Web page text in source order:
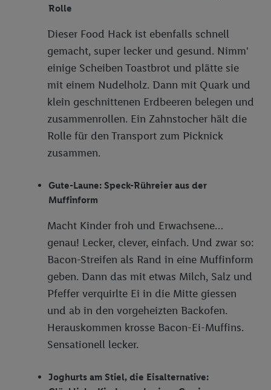
Rolle
Dieser Food Hack ist ebenfalls schnell
gemacht, super lecker und gesund. Nimm'
einige Scheiben Toastbrot und plätte sie
mit einem Nudelholz. Dann mit Quark und
klein geschnittenen Erdbeeren belegen und
zusammenrollen. Ein Zahnstocher hält die
Rolle für den Transport zum Picknick
zusammen.
Gute-Laune: Speck-Rühreier aus der
Muffinform
Macht Kinder froh und Erwachsene…
genau! Lecker, clever, einfach. Und zwar so:
Bacon-Streifen als Rand in eine Muffinform
geben. Dann das mit etwas Milch, Salz und
Pfeffer verquirlte Ei in die Mitte giessen
und ab in den vorgeheizten Backofen.
Herauskommen krosse Bacon-Ei-Muffins.
Sensationell lecker.
Joghurts am Stiel, die Eisalternative: